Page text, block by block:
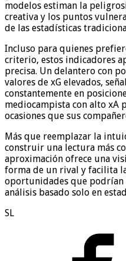
modelos estiman la
creativa y los puntos
de las estadísticas
Incluso para quienes
criterio, estos indicadores
precisa. Un delantero con
valores de xG elevados,
constantemente en
mediocampista con alto xA
ocasiones que sus
Más que reemplazar la
construir una lectura más
aproximación ofrece una
forma de un rival y facilita
oportunidades que podrían
análisis basado solo en
SL